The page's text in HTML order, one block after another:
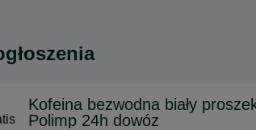
Kofeina bezwodna biały
Polimp 24h dowóz